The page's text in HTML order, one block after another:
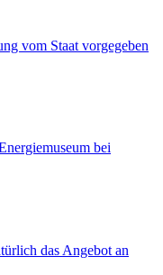
vom Staat vorgegeben
bei
das Angebot an